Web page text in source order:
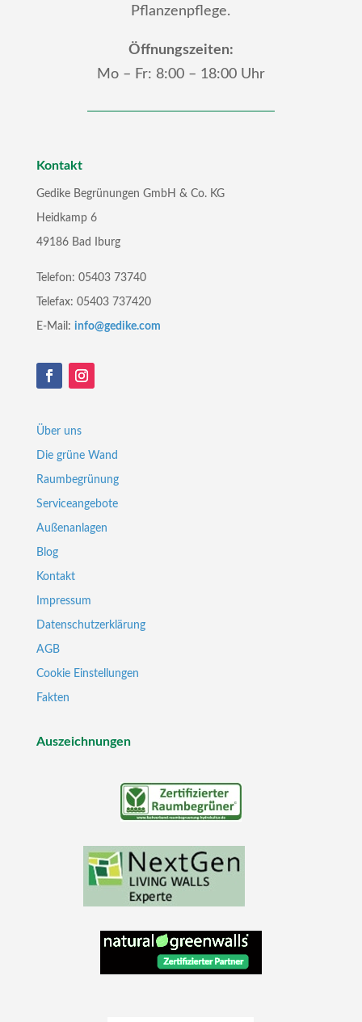
Pflanzenpflege.
Öffnungszeiten:
Mo – Fr: 8:00 – 18:00 Uhr
Kontakt
Gedike Begrünungen GmbH & Co. KG
Heidkamp 6
49186 Bad Iburg
Telefon: 05403 73740
Telefax: 05403 737420
E-Mail: info@gedike.com
Über uns
Die grüne Wand
Raumbegrünung
Serviceangebote
Außenanlagen
Blog
Kontakt
Impressum
Datenschutzerklärung
AGB
Cookie Einstellungen
Fakten
Auszeichnungen